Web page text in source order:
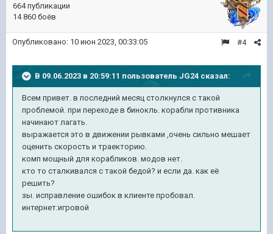
664 публикации
14 860 боёв
#4
Опубликовано: 10 июн 2023, 00:33:05
В 09.06.2023 в 20:59:11 пользователь JG24 сказал:
Всем привет. в последний месяц столкнулся с такой
проблемой. при переходе в бинокль. корабли противника
начинают лагать.
выражается это в движении рывками ,очень сильно мешает
оценить скорость и траекторию.
комп мощный для корабликов. модов нет.
кто то сталкивался с такой бедой? и если да. как её
решить?
зы. исправление ошибок в клиенте пробовал.
интернет:игровой